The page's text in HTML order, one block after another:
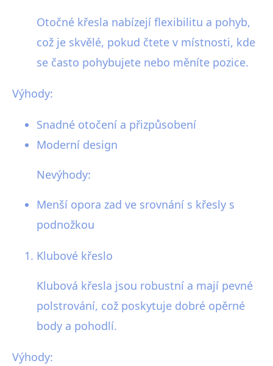
Otočné křesla nabízejí flexibilitu a pohyb,
což je skvělé, pokud čtete v místnosti, kde
se často pohybujete nebo měníte pozice.
Výhody:
Snadné otočení a přizpůsobení
Moderní design
Nevýhody:
Menší opora zad ve srovnání s křesly s
podnožkou
Klubové křeslo
Klubová křesla jsou robustní a mají pevné
polstrování, což poskytuje dobré opěrné
body a pohodlí.
Výhody: